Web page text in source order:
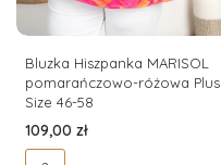
Bluzka Hiszpanka MARISOL
pomarańczowo-różowa Plus
Size 46-58
Cena
109,00 zł